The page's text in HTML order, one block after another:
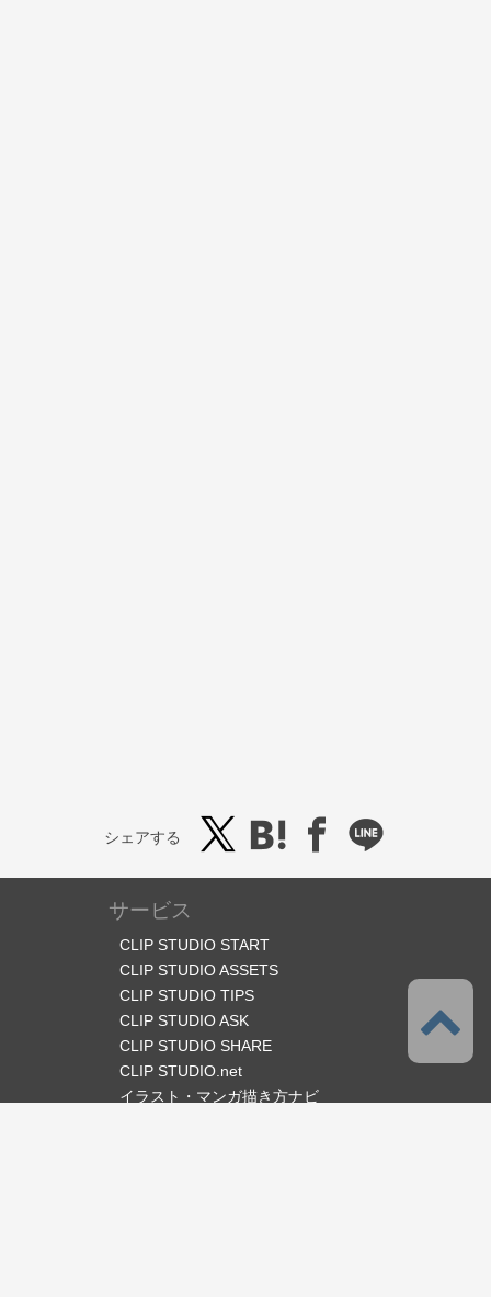
シェアする
サービス
CLIP STUDIO START
CLIP STUDIO ASSETS
CLIP STUDIO TIPS
CLIP STUDIO ASK
CLIP STUDIO SHARE
CLIP STUDIO.net
イラスト・マンガ描き方ナビ